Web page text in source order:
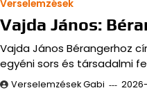
Verselemzések
Vajda János:
Vajda János Bérangerhoz
egyéni sors és társadalmi
Verselemzések Gabi